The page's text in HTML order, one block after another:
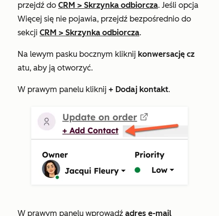
przejdź do CRM > Skrzynka odbiorcza. Jeśli opcja
Więcej się nie pojawia, przejdź bezpośrednio do
sekcji CRM > Skrzynka odbiorcza.
Na lewym pasku bocznym kliknij konwersację cz
atu, aby ją otworzyć.
W prawym panelu kliknij + Dodaj kontakt.
W prawym panelu wprowadź adres e-mail